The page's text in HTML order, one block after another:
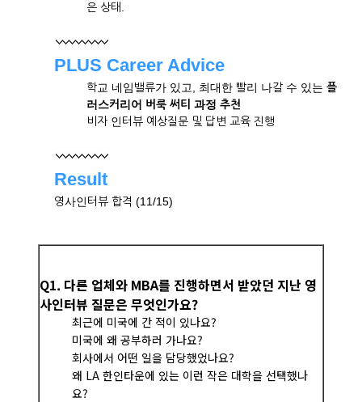
은 상태.
PLUS Career Advice
학교 네임밸류가 있고, 최대한 빨리 나갈 수 있는 플
러스커리어 버룩 써티 과정 추천
비자 인터뷰 예상질문 및 답변 교육 진행
Result
영사인터뷰 합격 (11/15)
Q1. 다른 업체와 MBA를 진행하면서 받았던 지난 영
사인터뷰 질문은 무엇인가요?
최근에 미국에 간 적이 있나요?
미국에 왜 공부하러 가나요?
회사에서 어떤 일을 담당했었나요?
왜 LA 한인타운에 있는 이런 작은 대학을 선택했나
요?